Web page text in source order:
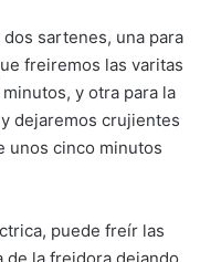
sartenes, una para
freiremos las varitas
y otra para la
dejaremos crujientes
unos cinco minutos
puede freír las
de la freidora dejando